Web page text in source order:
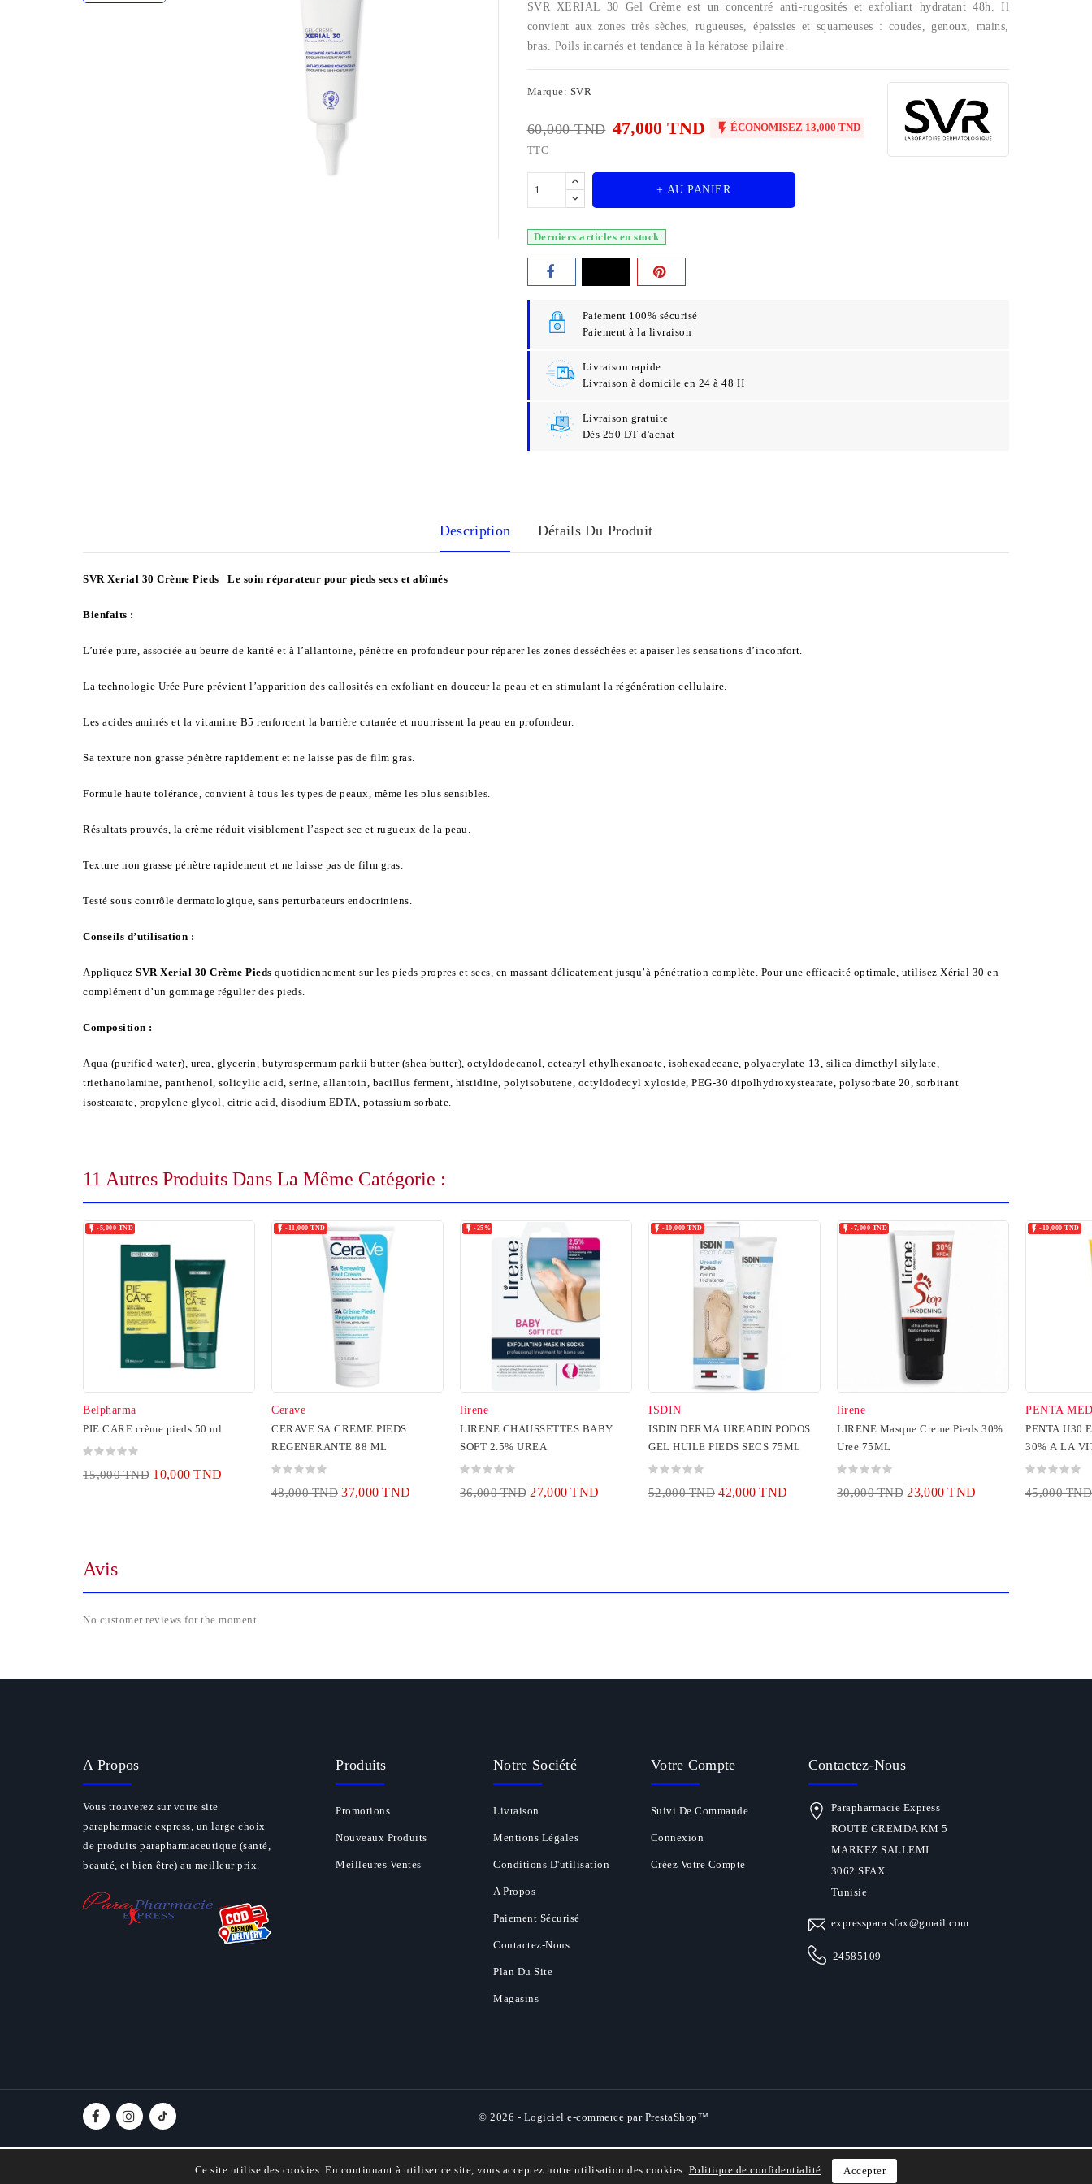
SVR XERIAL 30 Gel Crème est un concentré anti-rugosités et exfoliant hydratant 48h. Il
convient aux zones très sèches, rugueuses, épaissies et squameuses : coudes, genoux, mains,
bras. Poils incarnés et tendance à la kératose pilaire.
Marque: SVR
60,000 TND 47,000 TND  ÉCONOMISEZ 13,000 TND
TTC
+ AU PANIER
Derniers articles en stock
Paiement 100% sécurisé
Paiement à la livraison
Livraison rapide
Livraison à domicile en 24 à 48 H
Livraison gratuite
Dès 250 DT d'achat
Description Détails Du Produit
SVR Xerial 30 Crème Pieds | Le soin réparateur pour pieds secs et abîmés
Bienfaits :
L’urée pure, associée au beurre de karité et à l’allantoïne, pénètre en profondeur pour réparer les zones desséchées et apaiser les sensations d’inconfort.
La technologie Urée Pure prévient l’apparition des callosités en exfoliant en douceur la peau et en stimulant la régénération cellulaire.
Les acides aminés et la vitamine B5 renforcent la barrière cutanée et nourrissent la peau en profondeur.
Sa texture non grasse pénètre rapidement et ne laisse pas de film gras.
Formule haute tolérance, convient à tous les types de peaux, même les plus sensibles.
Résultats prouvés, la crème réduit visiblement l’aspect sec et rugueux de la peau.
Texture non grasse pénètre rapidement et ne laisse pas de film gras.
Testé sous contrôle dermatologique, sans perturbateurs endocriniens.
Conseils d’utilisation :
Appliquez SVR Xerial 30 Crème Pieds quotidiennement sur les pieds propres et secs, en massant délicatement jusqu’à pénétration complète. Pour une efficacité optimale, utilisez Xérial 30 en
complément d’un gommage régulier des pieds.
Composition :
Aqua (purified water), urea, glycerin, butyrospermum parkii butter (shea butter), octyldodecanol, cetearyl ethylhexanoate, isohexadecane, polyacrylate-13, silica dimethyl silylate,
triethanolamine, panthenol, solicylic acid, serine, allantoin, bacillus ferment, histidine, polyisobutene, octyldodecyl xyloside, PEG-30 dipolhydroxystearate, polysorbate 20, sorbitant
isostearate, propylene glycol, citric acid, disodium EDTA, potassium sorbate.
11 Autres Produits Dans La Même Catégorie :
 -5,000 TND
Belpharma
PIE CARE crème pieds 50 ml
15,000 TND 10,000 TND
-11,000 TND
Cerave
CERAVE SA CREME PIEDS
REGENERANTE 88 ML
48,000 TND 37,000 TND
 -25%
lirene
LIRENE CHAUSSETTES BABY
SOFT 2.5% UREA
36,000 TND 27,000 TND
-10,000 TND
ISDIN
ISDIN DERMA UREADIN PODOS
GEL HUILE PIEDS SECS 75ML
52,000 TND 42,000 TND
 -7,000 TND
lirene
LIRENE Masque Creme Pieds 30%
Uree 75ML
30,000 TND 23,000 TND
-10,000 TND
PENTA
PENTA U30
30% A LA
45,000 TND
Avis
No customer reviews for the moment.
A Propos
Vous trouverez sur votre site
parapharmacie express, un large choix
de produits parapharmaceutique (santé,
beauté, et bien être) au meilleur prix.
Produits
Promotions
Nouveaux Produits
Meilleures Ventes
Notre Société
Livraison
Mentions Légales
Conditions D'utilisation
A Propos
Paiement Sécurisé
Contactez-Nous
Plan Du Site
Magasins
Votre Compte
Suivi De Commande
Connexion
Créez Votre Compte
Contactez-Nous
Parapharmacie Express
ROUTE GREMDA KM 5
MARKEZ SALLEMI
3062 SFAX
Tunisie
expresspara.sfax@gmail.com
24585109
Ce site utilise des cookies. En continuant à utiliser ce site, vous acceptez notre utilisation des cookies. Politique de confidentialité Accepter
© 2026 - Logiciel e-commerce par PrestaShop™